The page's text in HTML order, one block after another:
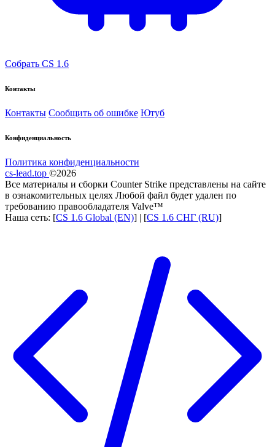
Собрать CS 1.6
Контакты
Контакты Сообщить об ошибке Ютуб
Конфиденциальность
Политика конфиденциальности
cs-lead.top ©2026
Все материалы и сборки Counter Strike представлены на сайте
в ознакомительных целях Любой файл будет удален по
требованию правообладателя Valve™
Наша сеть: [CS 1.6 Global (EN)] | [CS 1.6 СНГ (RU)]